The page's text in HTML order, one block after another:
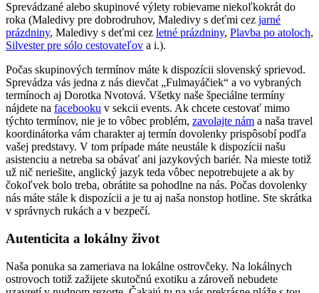
Sprevádzané alebo skupinové výlety robievame niekoľkokrát do
roka (Maledivy pre dobrodruhov, Maledivy s deťmi cez jarné
prázdniny, Maledivy s deťmi cez letné prázdniny, Plavba po atoloch,
Silvester pre sólo cestovateľov a i.).
Počas skupinových termínov máte k dispozícii slovenský sprievod.
Sprevádza vás jedna z nás dievčat „Fulmayáčiek“ a vo vybraných
termínoch aj Dorotka Nvotová. Všetky naše špeciálne termíny
nájdete na facebooku v sekcii events. Ak chcete cestovať mimo
týchto termínov, nie je to vôbec problém, zavolajte nám a naša travel
koordinátorka vám charakter aj termín dovolenky prispôsobí podľa
vašej predstavy. V tom prípade máte neustále k dispozícii našu
asistenciu a netreba sa obávať ani jazykových bariér. Na mieste totiž
už nič neriešite, anglický jazyk teda vôbec nepotrebujete a ak by
čokoľvek bolo treba, obrátite sa pohodlne na nás. Počas dovolenky
nás máte stále k dispozícii a je tu aj naša nonstop hotline. Ste skrátka
v správnych rukách a v bezpečí.
Autenticita a lokálny život
Naša ponuka sa zameriava na lokálne ostrovčeky. Na lokálnych
ostrovoch totiž zažijete skutočnú exotiku a zároveň nebudete